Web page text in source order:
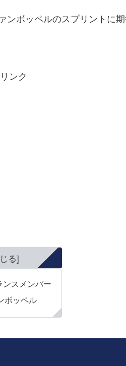
ボッペルのスプリントに期
ンク
ンスメンバー
ボッペル